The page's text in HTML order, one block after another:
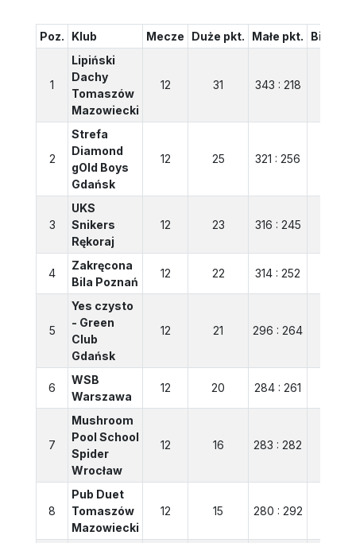
Poz. Klub Mecze Duże pkt. Małe pkt. Bilans
1
Lipiński
Dachy
Tomaszów
Mazowiecki
12 31 343 : 218
2
Strefa
Diamond
gOld Boys
Gdańsk
12 25 321 : 256
3
UKS
Snikers
Rękoraj
12 23 316 : 245
4
Zakręcona
Bila Poznań
12 22 314 : 252
5
Yes czysto
- Green
Club
Gdańsk
12 21 296 : 264
6
WSB
Warszawa
12 20 284 : 261
7
Mushroom
Pool School
Spider
Wrocław
12 16 283 : 282
8
Pub Duet
Tomaszów
Mazowiecki
12 15 280 : 292